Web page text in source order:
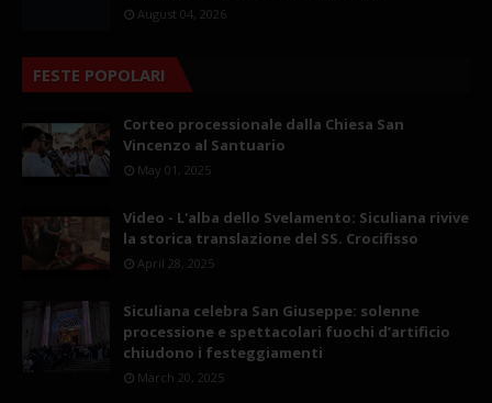
August 04, 2026
FESTE POPOLARI
Corteo processionale dalla Chiesa San
Vincenzo al Santuario
May 01, 2025
Video - L'alba dello Svelamento: Siculiana rivive
la storica translazione del SS. Crocifisso
April 28, 2025
Siculiana celebra San Giuseppe: solenne
processione e spettacolari fuochi d’artificio
chiudono i festeggiamenti
March 20, 2025